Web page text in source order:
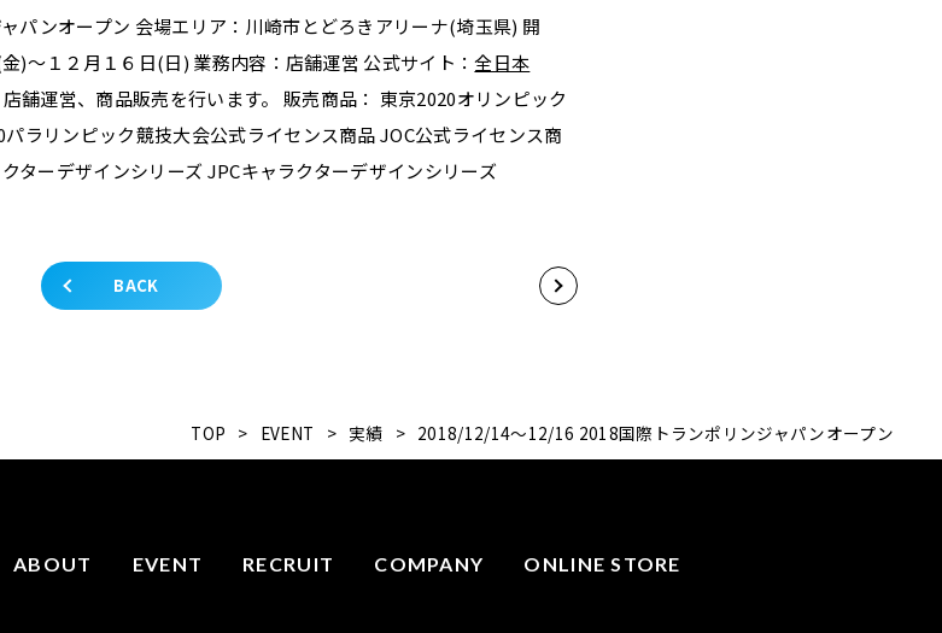
パンオープン 会場エリア：川崎市とどろきアリーナ(埼玉県) 開
)～１２月１６日(日) 業務内容：店舗運営 公式サイト：全日本
舗運営、商品販売を行います。 販売商品： 東京2020オリンピック
ラリンピック競技大会公式ライセンス商品 JOC公式ライセンス商
ターデザインシリーズ JPCキャラクターデザインシリーズ
BACK
TOP > EVENT > 実績 > 2018/12/14～12/16 2018国際トランポリンジャパンオープン
ABOUT EVENT RECRUIT COMPANY ONLINE STORE